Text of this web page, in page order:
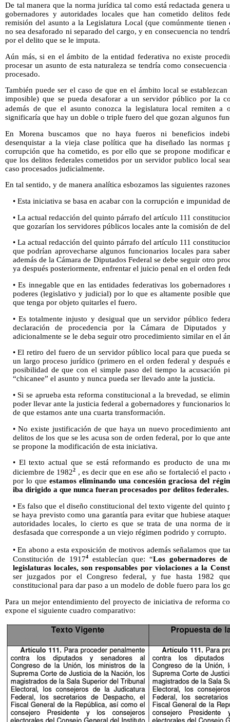
De tal manera que la norma jurídica tal como está redactada genera
gobernadores y autoridades locales que han cometido delitos
remisión del asunto a la Legislatura Local (que comúnmente
no sea desaforado ni separado del cargo, y en consecuencia no
por el delito que se le imputa.
Aún más, si en el ámbito de la entidad federativa no existe
procesar un asunto de esta naturaleza se tendría como
procesado.
También puede ser el caso de que en el ámbito local se
imposible) que se pueda desaforar a un servidor público por la
además de que el asunto conozca la legislatura local remiten a
significaría que hay un doble o triple fuero del que gozan algunos
En Morena buscamos que no haya fueros ni beneficios
desenquistar a la vieja clase política que ha diseñado las normas
corrupción que ha cometido, es por ello que se propone modificar
que los delitos federales cometidos por un servidor publico local
caso procesados judicialmente.
En tal sentido, y de manera analítica esbozamos las siguientes
• Esta iniciativa se basa en acabar con la corrupción e impunidad
• La actual redacción del quinto párrafo del artículo 111
que gozarían los servidores públicos locales ante la comisión de
• La actual redacción del quinto párrafo del artículo 111
que podrían aprovecharse algunos funcionarios locales para
además de la Cámara de Diputados Federal se debe seguir otro
ya después posteriormente, enfrentar el juicio penal en el orden
• Es innegable que en las entidades federativas los
poderes (legislativo y judicial) por lo que es altamente posible
que tenga por objeto quitarles el fuero.
• Es totalmente injusto y desigual que un servidor público
declaración de procedencia por la Cámara de Diputados
adicionalmente se le deba seguir otro procedimiento similar en el
• El retiro del fuero de un servidor público local para que pueda
un largo proceso jurídico (primero en el orden federal y
posibilidad de que con el simple paso del tiempo la acusación
“chicanee” el asunto y nunca pueda ser llevado ante la justicia.
• Si se aprueba esta reforma constitucional a la brevedad, se
poder llevar ante la justicia federal a gobernadores y funcionarios
de que estamos ante una cuarta transformación.
• No existe justificación de que haya un nuevo procedimiento
delitos de los que se les acusa son de orden federal, por lo que
se propone la modificación de esta iniciativa.
• El texto actual que se está reformando es producto de una
diciembre de 19822 , es decir que en ese año se fortaleció el
por lo que estamos eliminando una concesión graciosa del
iba dirigido a que nunca fueran procesados por delitos federales.
• Es falso que el diseño constitucional del texto vigente del
se haya previsto como una garantía para evitar que hubiese
autoridades locales, lo cierto es que se trata de una norma de
desfasada que corresponde a un viejo régimen podrido y corrupto.
• En abono a esta exposición de motivos además señalamos que
Constitución de 19174establecían que: “Los gobernadores
legislaturas locales, son responsables por violaciones a la
ser juzgados por el Congreso federal, y fue hasta 1982
constitucional para dar paso a un modelo de doble fuero para los
Para un mejor entendimiento del proyecto de iniciativa de reforma
expone el siguiente cuadro comparativo: